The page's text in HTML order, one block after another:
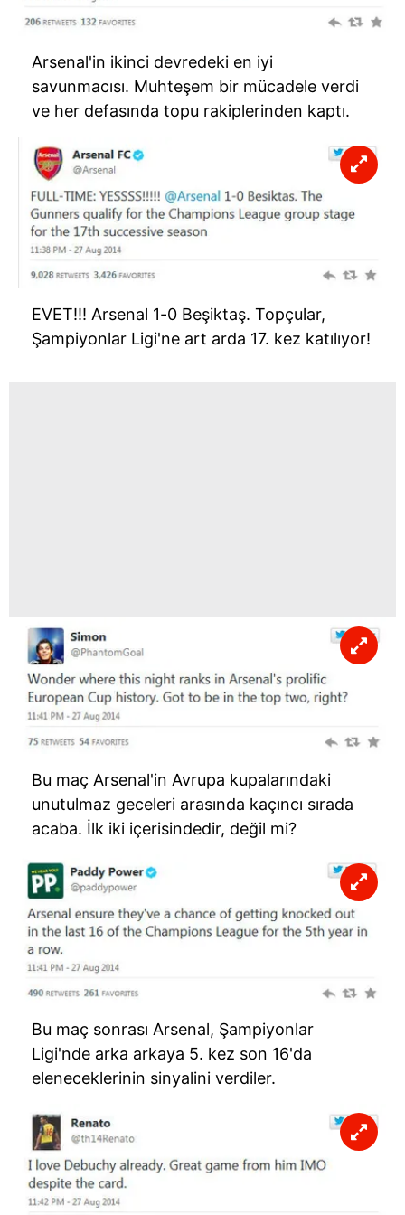
Arsenal'in ikinci devredeki en iyi
savunmacısı. Muhteşem bir mücadele verdi
ve her defasında topu rakiplerinden kaptı.
EVET!!! Arsenal 1-0 Beşiktaş. Topçular,
Şampiyonlar Ligi'ne art arda 17. kez katılıyor!
Bu maç Arsenal'in Avrupa kupalarındaki
unutulmaz geceleri arasında kaçıncı sırada
acaba. İlk iki içerisindedir, değil mi?
Bu maç sonrası Arsenal, Şampiyonlar
Ligi'nde arka arkaya 5. kez son 16'da
eleneceklerinin sinyalini verdiler.